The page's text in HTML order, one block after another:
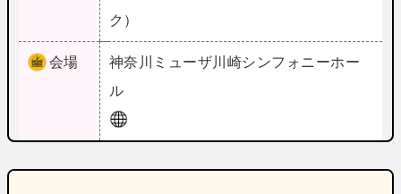
ク）
会場 神奈川 ミューザ川崎シンフォニーホー
ル